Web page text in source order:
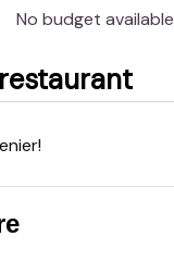
No budget available